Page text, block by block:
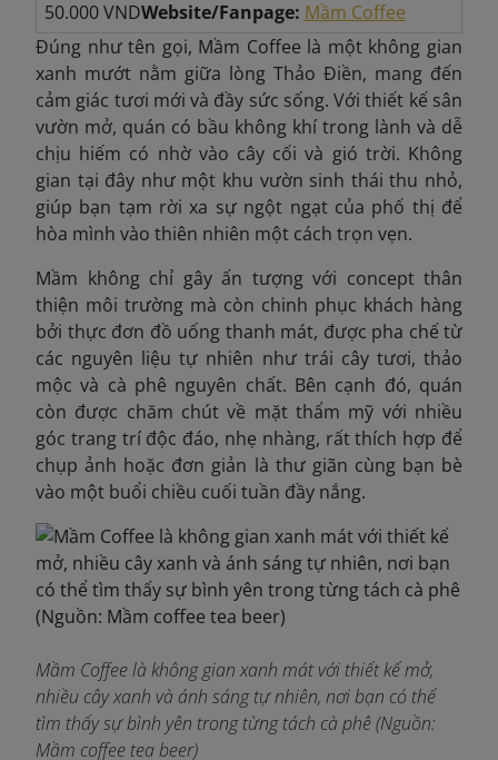
50.000 VNDWebsite/Fanpage: Mầm Coffee
Đúng như tên gọi, Mầm Coffee là một không gian
xanh mướt nằm giữa lòng Thảo Điền, mang đến
cảm giác tươi mới và đầy sức sống. Với thiết kế sân
vườn mở, quán có bầu không khí trong lành và dễ
chịu hiếm có nhờ vào cây cối và gió trời. Không
gian tại đây như một khu vườn sinh thái thu nhỏ,
giúp bạn tạm rời xa sự ngột ngạt của phố thị để
hòa mình vào thiên nhiên một cách trọn vẹn.
Mầm không chỉ gây ấn tượng với concept thân
thiện môi trường mà còn chinh phục khách hàng
bởi thực đơn đồ uống thanh mát, được pha chế từ
các nguyên liệu tự nhiên như trái cây tươi, thảo
mộc và cà phê nguyên chất. Bên cạnh đó, quán
còn được chăm chút về mặt thẩm mỹ với nhiều
góc trang trí độc đáo, nhẹ nhàng, rất thích hợp để
chụp ảnh hoặc đơn giản là thư giãn cùng bạn bè
vào một buổi chiều cuối tuần đầy nắng.
Mầm Coffee là không gian xanh mát với thiết kế mở,
nhiều cây xanh và ánh sáng tự nhiên, nơi bạn có thể
tìm thấy sự bình yên trong từng tách cà phê(Nguồn:
Mầm coffee tea beer)